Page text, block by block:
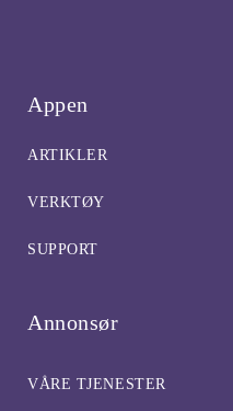
Appen
ARTIKLER
VERKTØY
SUPPORT
Annonsør
VÅRE TJENESTER